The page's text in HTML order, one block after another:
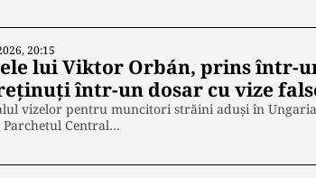
20:15
lui Viktor Orbán, prins într-
într-un dosar cu vize
vizelor pentru muncitori străini aduși în
Parchetul Central…